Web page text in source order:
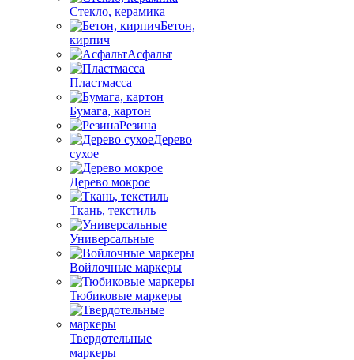
Стекло, керамика
Бетон,
кирпич
Асфальт
Пластмасса
Бумага, картон
Резина
Дерево
сухое
Дерево мокрое
Ткань, текстиль
Универсальные
Войлочные маркеры
Тюбиковые маркеры
Твердотельные
маркеры